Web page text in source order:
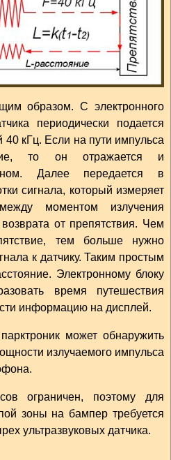
образом. С электронного
периодически подается
40 кГц. Если на пути импульса
то он отражается и
Далее передается в
сигнала, который измеряет
моментом излучения
от препятствия. Чем
тем больше нужно
к датчику. Таким простым
Электронному блоку
время путешествия
информацию на дисплей.
может обнаружить
излучаемого импульса
ограничен, поэтому для
зоны на бампер требуется
ультразвуковых датчика.